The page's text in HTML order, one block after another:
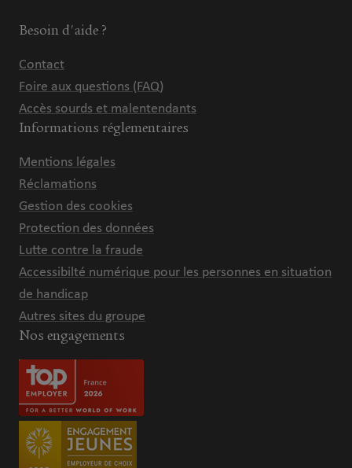
Besoin d'aide ?
Contact
Foire aux questions (FAQ)
Accès sourds et malentendants
Informations réglementaires
Mentions légales
Réclamations
Gestion des cookies
Protection des données
Lutte contre la fraude
Accessibilté numérique pour les personnes en situation
de handicap
Autres sites du groupe
Nos engagements